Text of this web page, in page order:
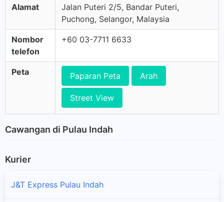
Alamat
Jalan Puteri 2/5, Bandar Puteri,
Puchong, Selangor, Malaysia
Nombor
telefon
+60 03-7711 6633
Peta Paparan Peta Arah
Street View
Cawangan di Pulau Indah
Kurier
J&T Express Pulau Indah